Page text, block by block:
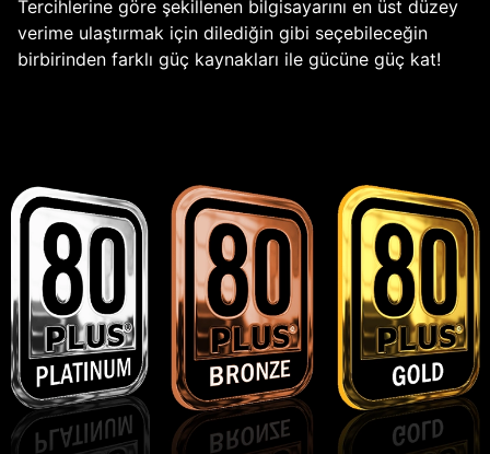
Tercihlerine göre şekillenen bilgisayarını en üst düzey
verime ulaştırmak için dilediğin gibi seçebileceğin
birbirinden farklı güç kaynakları ile gücüne güç kat!